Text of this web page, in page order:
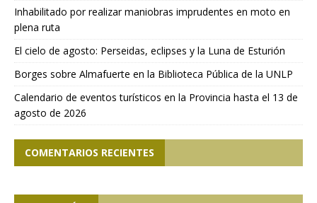
Inhabilitado por realizar maniobras imprudentes en moto en
plena ruta
El cielo de agosto: Perseidas, eclipses y la Luna de Esturión
Borges sobre Almafuerte en la Biblioteca Pública de la UNLP
Calendario de eventos turísticos en la Provincia hasta el 13 de
agosto de 2026
COMENTARIOS RECIENTES